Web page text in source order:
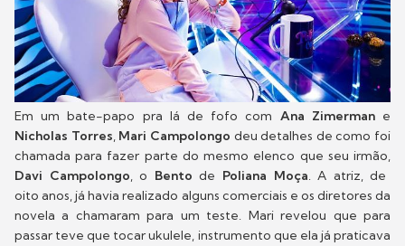
Em um bate-papo pra lá de fofo com Ana Zimermane
Nicholas Torres, Mari Campolongo deu detalhes de como foi
chamada para fazer parte do mesmo elenco que seu irmão,
Davi Campolongo, o Bento de Poliana Moça. A atriz, de
oito anos, já havia realizado alguns comerciais e os diretores da
novela a chamaram para um teste. Mari revelou que para
passar teve que tocar ukulele, instrumento que ela já praticava